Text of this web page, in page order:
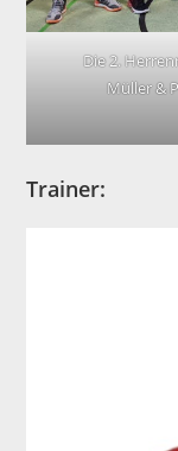
Die 2.
Müller &
Trainer: